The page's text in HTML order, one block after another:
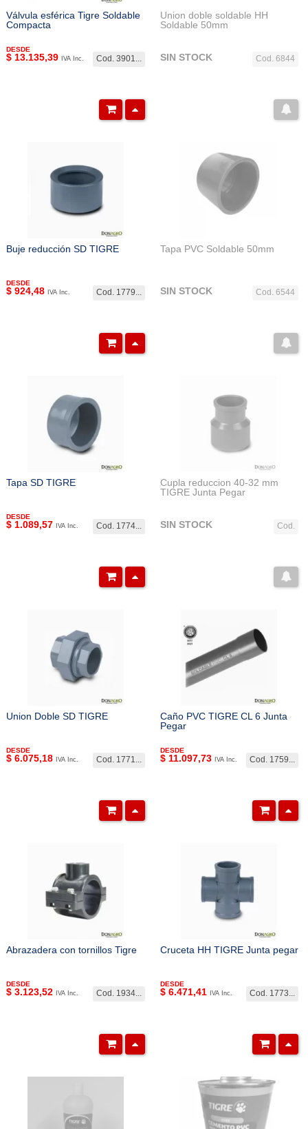
Válvula esférica Tigre Soldable
Compacta
Cod. 3901...
DESDE
$ 13.135,39 IVA Inc.
Union doble soldable HH
Soldable 50mm
Cod. 6844
SIN STOCK
Buje reducción SD TIGRE
Cod. 1779...
DESDE
$ 924,48 IVA Inc.
Tapa PVC Soldable 50mm
Cod. 6544
SIN STOCK
Tapa SD TIGRE
Cod. 1774...
DESDE
$ 1.089,57 IVA Inc.
Cupla reduccion 40-32 mm
TIGRE Junta Pegar
Cod.
SIN STOCK
Union Doble SD TIGRE
Cod. 1771...
DESDE
$ 6.075,18 IVA Inc.
Caño PVC TIGRE CL 6 Junta
Pegar
Cod. 1759...
DESDE
$ 11.097,73 IVA Inc.
Abrazadera con tornillos Tigre
Cod. 1934...
DESDE
$ 3.123,52 IVA Inc.
Cruceta HH TIGRE Junta pegar
Cod. 1773...
DESDE
$ 6.471,41 IVA Inc.